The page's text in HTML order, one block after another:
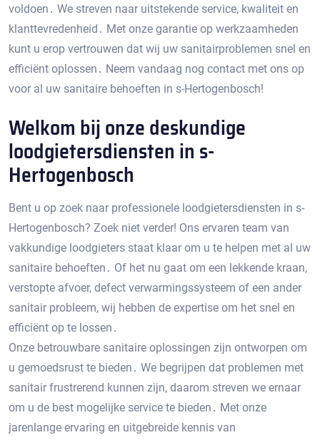
voldoen․ We streven naar uitstekende service, kwaliteit en
klanttevredenheid․ Met onze garantie op werkzaamheden
kunt u erop vertrouwen dat wij uw sanitairproblemen snel en
efficiënt oplossen․ Neem vandaag nog contact met ons op
voor al uw sanitaire behoeften in s-Hertogenbosch!​
Welkom bij onze deskundige
loodgietersdiensten in s-
Hertogenbosch
Bent u op zoek naar professionele loodgietersdiensten in s-
Hertogenbosch?​ Zoek niet verder! Ons ervaren team van
vakkundige loodgieters staat klaar om u te helpen met al uw
sanitaire behoeften․ Of het nu gaat om een ​​lekkende kraan,
verstopte afvoer, defect verwarmingssysteem of een ander
sanitair probleem, wij hebben de expertise om het snel en
efficiënt op te lossen․
Onze betrouwbare sanitaire oplossingen zijn ontworpen om
u gemoedsrust te bieden․ We begrijpen dat problemen met
sanitair frustrerend kunnen zijn, daarom streven we ernaar
om u de best mogelijke service te bieden․ Met onze
jarenlange ervaring en uitgebreide kennis van